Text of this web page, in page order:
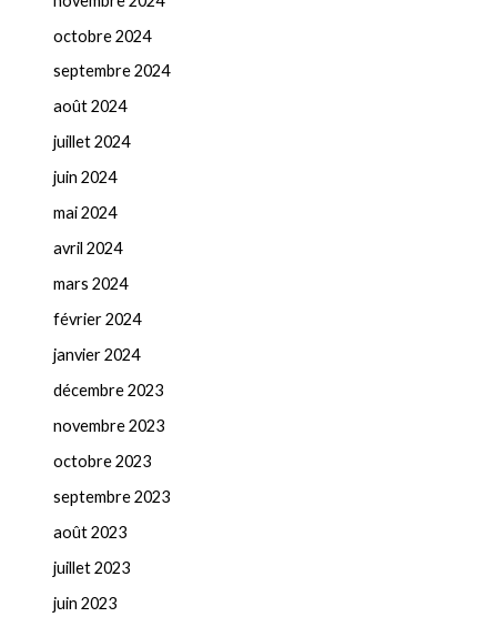
octobre 2024
septembre 2024
août 2024
juillet 2024
juin 2024
mai 2024
avril 2024
mars 2024
février 2024
janvier 2024
décembre 2023
novembre 2023
octobre 2023
septembre 2023
août 2023
juillet 2023
juin 2023